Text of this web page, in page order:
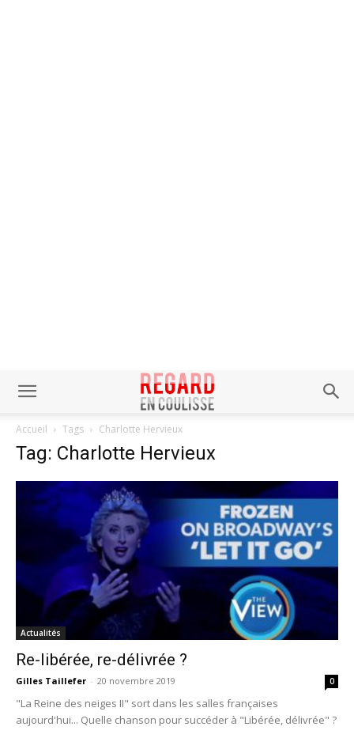
Accueil Tags Charlotte Hervieux
Tag: Charlotte Hervieux
Actualités
Re-libérée, re-délivrée ?
Gilles Taillefer - 20 novembre 2019 0
"La Reine des neiges II" sort dans les salles françaises
aujourd'hui... Quelle chanson pour succéder à "Libérée, délivrée" ?